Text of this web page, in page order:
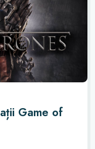
Game of